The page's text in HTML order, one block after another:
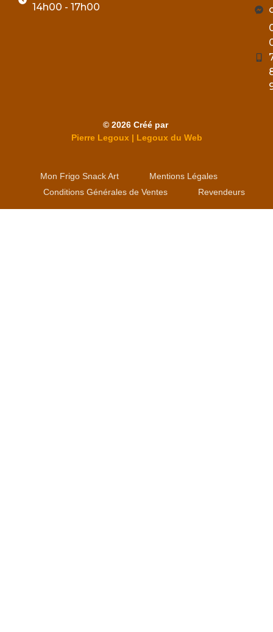
14h00 - 17h00
© 2026 Créé par
Pierre Legoux | Legoux du Web
Mon Frigo Snack Art
Mentions Légales
Conditions Générales de Ventes
Revendeurs